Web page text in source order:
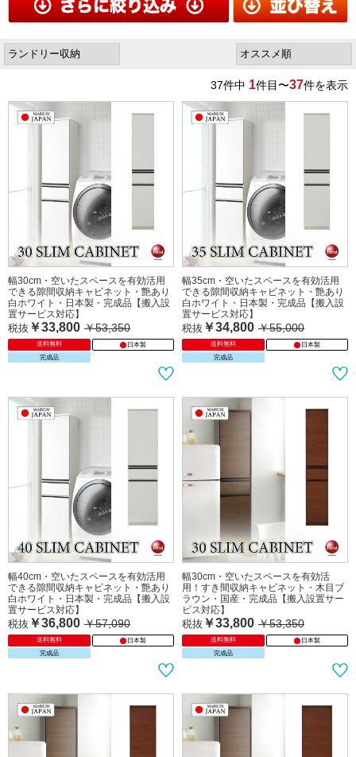
37件中 1件目〜37件を表示
幅30cm・空いたスペースを有効活用
できる隙間収納キャビネット・艶あり
白ホワイト・日本製・完成品【搬入設
置サービス対応】
税抜 ￥33,800 ￥53,350
送料無料
日本製
完成品
幅35cm・空いたスペースを有効活用
できる隙間収納キャビネット・艶あり
白ホワイト・日本製・完成品【搬入設
置サービス対応】
税抜 ￥34,800 ￥55,000
送料無料
日本製
完成品
幅40cm・空いたスペースを有効活用
できる隙間収納キャビネット・艶あり
白ホワイト・日本製・完成品【搬入設
置サービス対応】
税抜 ￥36,800 ￥57,090
送料無料
日本製
完成品
幅30cm・空いたスペースを有効活
用！すき間収納キャビネット・木目ブ
ラウン・国産・完成品【搬入設置サー
ビス対応】
税抜 ￥33,800 ￥53,350
送料無料
日本製
完成品